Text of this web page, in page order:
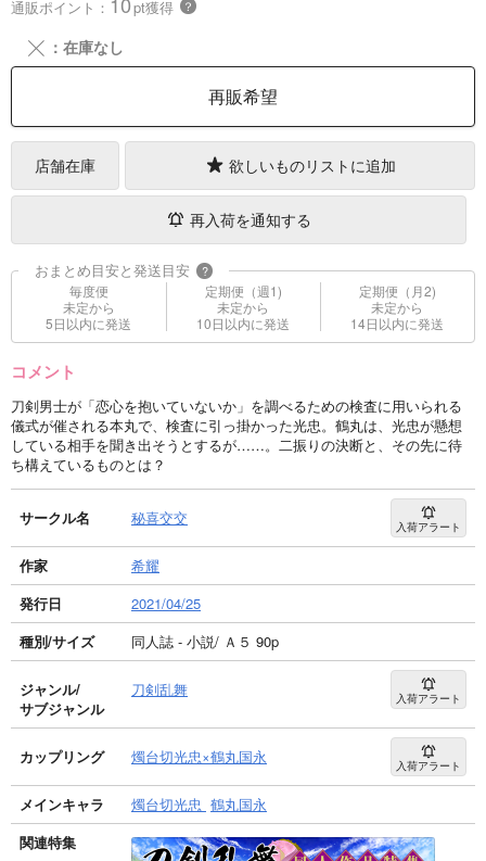
通販ポイント： pt獲得 ？
╳ ：在庫なし
再販希望
店舗在庫 欲しいものリストに追加
再入荷を通知する
おまとめ目安と発送目安 ?
毎度便
未定から
5日以内に発送
定期便（週1)
未定から
10日以内に発送
定期便（月2)
未定から
14日以内に発送
コメント
刀剣男士が「恋心を抱いていないか」を調べるための検査に用いられる
儀式が催される本丸で、検査に引っ掛かった光忠。鶴丸は、光忠が懸想
している相手を聞き出そうとするが……。二振りの決断と、その先に待
ち構えているものとは？
サークル名 秘喜交交 入荷アラート
作家
希耀
発行日
2021/04/25
種別/サイズ
同人誌 - 小説/ Ａ５ 90p
ジャンル/
サブジャンル
刀剣乱舞 入荷アラート
カップリング 燭台切光忠×鶴丸国永 入荷アラート
メインキャラ 燭台切光忠 鶴丸国永
関連特集